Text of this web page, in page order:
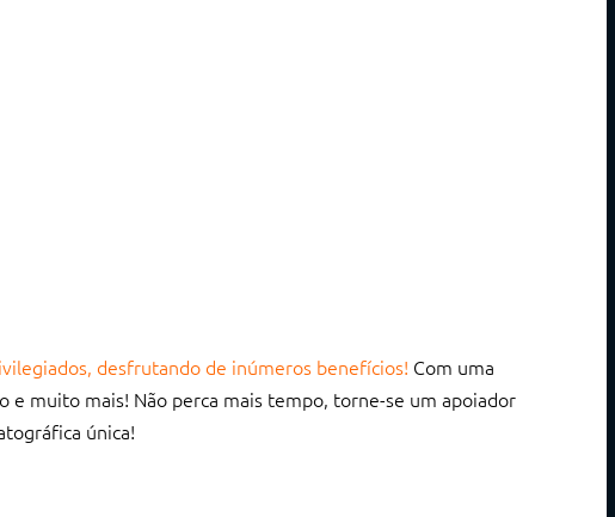
desfrutando de inúmeros benefícios! Com uma
e muito mais! Não perca mais tempo, torne-se um apoiador
única!